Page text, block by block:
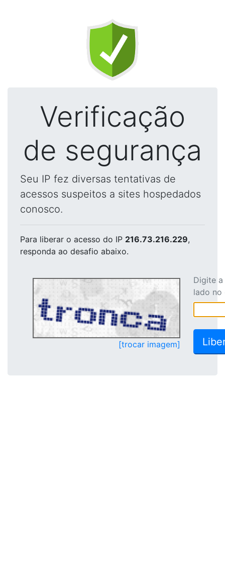
Verificação
de segurança
Seu IP fez diversas tentativas de
acessos suspeitos a sites hospedados
conosco.
Para liberar o acesso do IP 216.73.216.229,
responda ao desafio abaixo.
[trocar imagem]
Digite
lado no